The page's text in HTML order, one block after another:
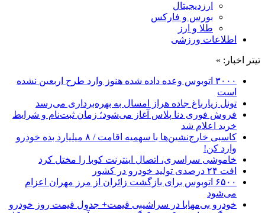
ارزدیجیتال
بورس و فارکس
طلا و ارز
اطلاعات ورزشی
تیتر اخبار: »
۳۰۰۰ اتوبوس وعده داده شده هنوز وارد طرح اربعین نشده
است
تونل زیارباغ جاده هراز امسال به بهره‌برداری می‌رسد
فروش فوری دنا پلاس آغاز می‌شود؛ زمان ثبت‌نام و شرایط
خرید اعلام شد
کاسبی خارج‌نشین‌ها با سهمیه اقامت / ۸ میلیارد بده خودرو
وارد کن!
خاموشی سراسری، اتصال اینترنت کوبا را مختل کرد
افت ۲۴ درصدی تولید خودرو در کشور
۶۵۰۰ اتوبوس برای بازگشت زائران از مرز مهران اعزام
می‌شود
خودرو بی‌مهابا در سراشیبی قیمت+ جدول قیمت روز خودرو